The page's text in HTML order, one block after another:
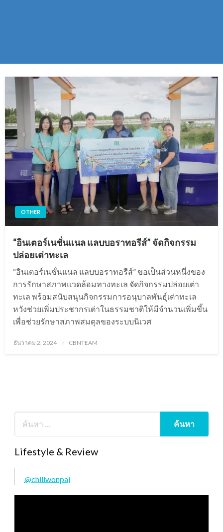
OTHER
“อินเตอร์เนชั่นแนล แลบบอราทอรีส์” จัดกิจกรรม
ปล่อยเต่าทะเล
“อินเตอร์เนชั่นแนล แลบบอราทอรีส์” ขอเป็นส่วนหนึ่งของ
การรักษาสภาพแวดล้อมทางทะเล จัดกิจกรรมปล่อยเต่า
ทะเล พร้อมสนับสนุนกิจกรรมการอนุบาลพันธุ์เต่าทะเล
หวังช่วยเพิ่มประชากรเต่าในธรรมชาติให้มีจำนวนเพิ่มขึ้น
เพื่อช่วยรักษาสภาพสมดุลของระบบนิเวศ
Posted
ธันวาคม 2, 2024 CBNTEAM
Lifestyle & Review
@chillwonpai